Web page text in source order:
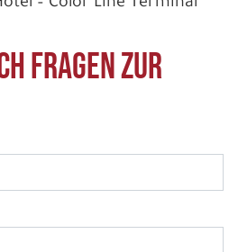
Fragen zur